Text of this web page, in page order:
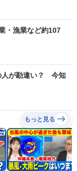
・漁業など約107
人が勘違い？ 今知
もっと見る